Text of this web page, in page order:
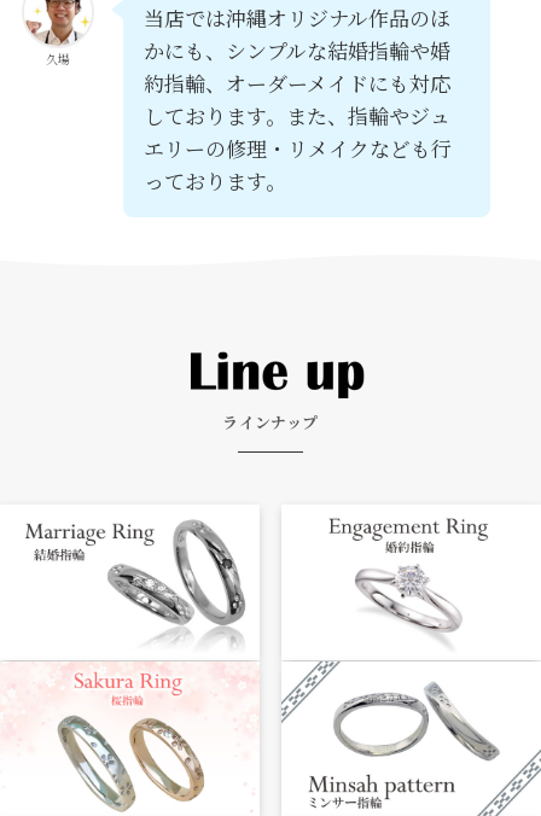
久場
当店では沖縄オリジナル作品のほ
かにも、シンプルな結婚指輪や婚
約指輪、オーダーメイドにも対応
しております。また、指輪やジュ
エリーの修理・リメイクなども行
っております。
ラインナップ